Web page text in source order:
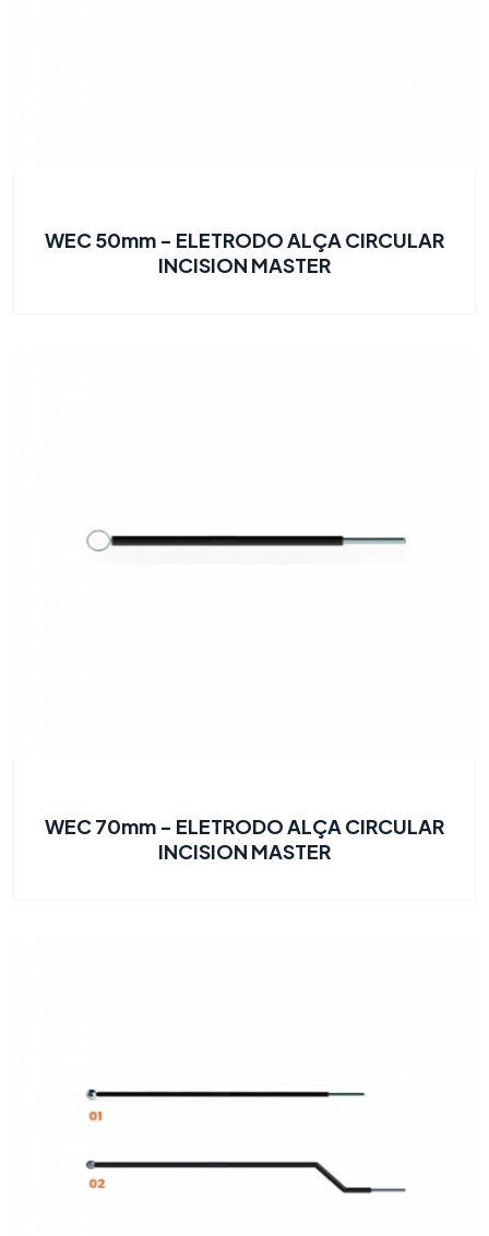
WEC 50mm - ELETRODO ALÇA CIRCULAR
INCISION MASTER
WEC 70mm - ELETRODO ALÇA CIRCULAR
INCISION MASTER